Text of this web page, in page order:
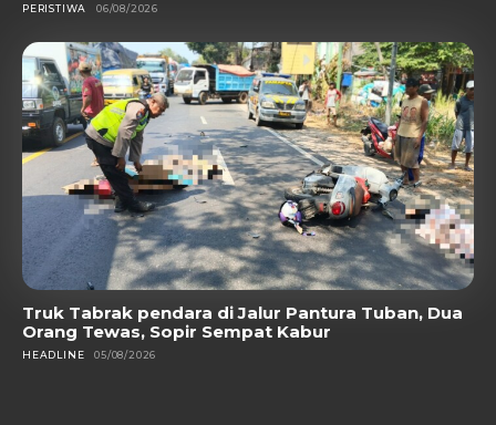
PERISTIWA 06/08/2026
Truk Tabrak pendara di Jalur Pantura Tuban, Dua
Orang Tewas, Sopir Sempat Kabur
HEADLINE 05/08/2026